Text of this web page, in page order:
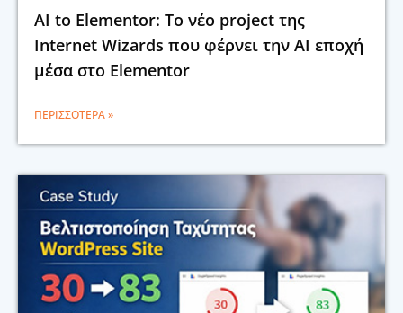
AI to Elementor: Το νέο project της
Internet Wizards που φέρνει την AI εποχή
μέσα στο Elementor
ΠΕΡΙΣΣΌΤΕΡΑ »